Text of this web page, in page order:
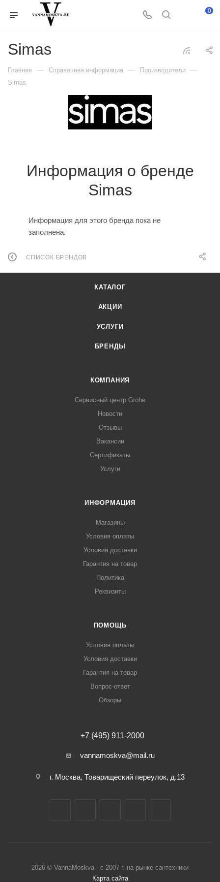
0
Simas
Главная — Справочная информация — Производители —
Simas
Информация о бренде
Simas
Информация для этого бренда пока не
заполнена.
СПИСОК БРЕНДОВ
КАТАЛОГ
АКЦИИ
УСЛУГИ
БРЕНДЫ
КОМПАНИЯ
Сервисный центр Grohe
Новости
Отзывы
Вакансии
Сертификаты
Услуги
ИНФОРМАЦИЯ
Магазины
Условия оплаты
Условия доставки
Гарантия на товар
Политика
Реквизиты
ПОМОЩЬ
Условия оплаты
Условия доставки
Гарантия на товар
Вопрос-ответ
Обзоры
+7 (495) 911-2000
vannamoskva@mail.ru
г. Москва, Товарищеский переулок, д.13
2026 © VannaMoskva - с 2007 г. на рынке сантехники
Карта сайта